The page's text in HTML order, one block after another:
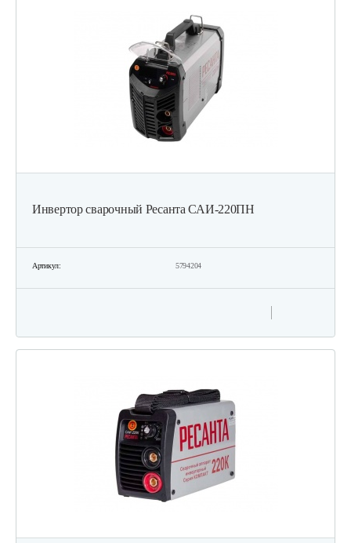
Инвертор сварочный Ресанта САИ-220ПН
Артикул: 5794204